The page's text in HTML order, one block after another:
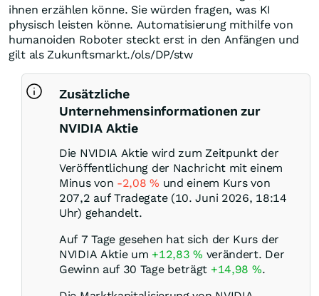
ihnen erzählen könne. Sie würden fragen, was KI
physisch leisten könne. Automatisierung mithilfe von
humanoiden Roboter steckt erst in den Anfängen und
gilt als Zukunftsmarkt./ols/DP/stw
Zusätzliche
Unternehmensinformationen zur
NVIDIA Aktie
Die NVIDIA Aktie wird zum Zeitpunkt der
Veröffentlichung der Nachricht mit einem
Minus von -2,08% und einem Kurs von
207,2 auf Tradegate (10. Juni 2026, 18:14
Uhr) gehandelt.
Auf 7 Tage gesehen hat sich der Kurs der
NVIDIA Aktie um +12,83% verändert. Der
Gewinn auf 30 Tage beträgt +14,98 %.